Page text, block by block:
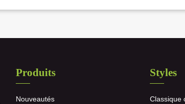
Produits
Nouveautés
Styles
Classique